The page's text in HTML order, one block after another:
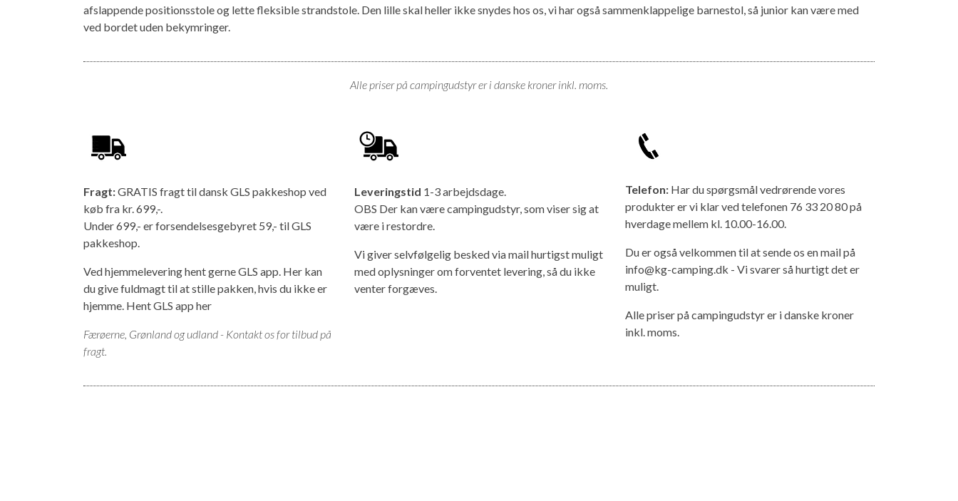
afslappende positionsstole og lette fleksible strandstole. Den lille skal heller ikke snydes hos os, vi har også sammenklappelige barnestol, så junior kan være med
ved bordet uden bekymringer.
Alle priser på campingudstyr er i danske kroner inkl. moms.
Fragt:GRATIS fragt til dansk GLS pakkeshop ved
køb fra kr. 699,-.
Under 699,- er forsendelsesgebyret 59,- til GLS
pakkeshop.
Ved hjemmelevering hent gerne GLS app. Her kan
du give fuldmagt til at stille pakken, hvis du ikke er
hjemme. Hent GLS app her
Færøerne, Grønland og udland - Kontakt os for tilbud på
fragt.
Leveringstid 1-3 arbejdsdage.
OBS Der kan være campingudstyr, som viser sig at
være i restordre.
Vi giver selvfølgelig besked via mail hurtigst muligt
med oplysninger om forventet levering, så du ikke
venter forgæves.
Telefon: Har du spørgsmål vedrørende vores
produkter er vi klar ved telefonen 76 33 20 80 på
hverdage mellem kl. 10.00-16.00.
Du er også velkommen til at sende os en mail på
info@kg-camping.dk - Vi svarer så hurtigt det er
muligt.
Alle priser på campingudstyr er i danske kroner
inkl. moms.